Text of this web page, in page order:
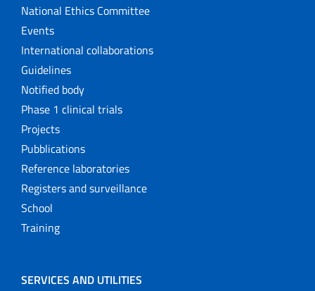
National Ethics Committee
Events
International collaborations
Guidelines
Notified body
Phase 1 clinical trials
Projects
Pubblications
Reference laboratories
Registers and surveillance
School
Training
SERVICES AND UTILITIES